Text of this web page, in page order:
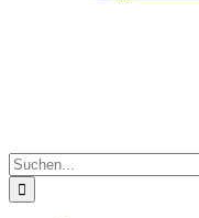
Suche
nach: